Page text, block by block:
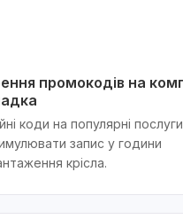
промокодів на
коди на популярні послуги
запис у години
крісла.